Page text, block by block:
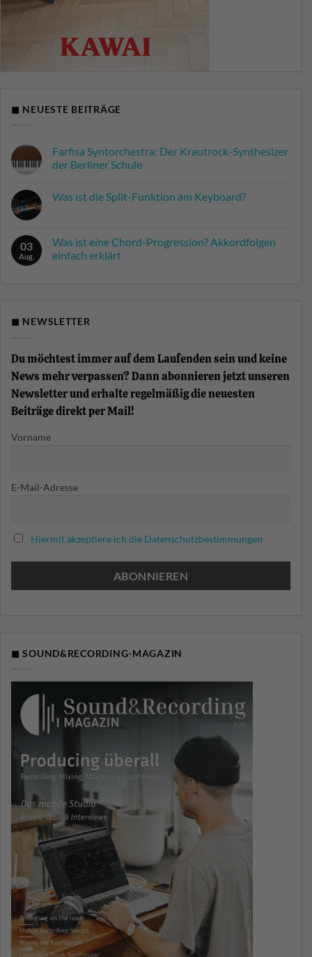
◼ NEUESTE BEITRÄGE
Farfisa Syntorchestra: Der Krautrock-Synthesizer
der Berliner Schule
zu
Synthesizer
der
Berliner
Was ist die Split-Funktion am Keyboard?
Was
ist
die
03
Aug.
Was ist eine Chord-Progression? Akkordfolgen
einfach erklärt
Chord-
erklärt
◼ NEWSLETTER
Du möchtest immer auf dem Laufenden sein und keine
News mehr verpassen? Dann abonnieren jetzt unseren
Newsletter und erhalte regelmäßig die neuesten
Beiträge direkt per Mail!
Vorname
E-Mail-Adresse
Hiermit akzeptiere ich die Datenschutzbestimmungen
◼ SOUND&RECORDING-MAGAZIN